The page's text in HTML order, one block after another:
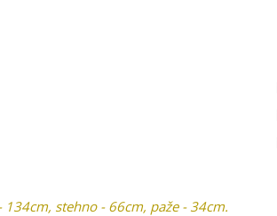
stehno - 66cm, paže - 34cm.